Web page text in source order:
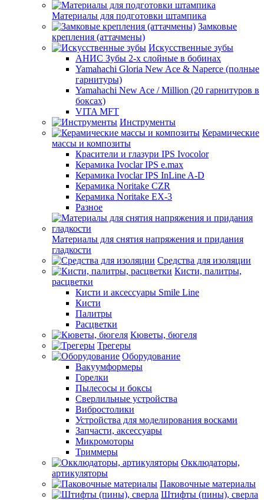
Материалы для подготовки штампика
Замковые
крепления (аттачмены)
Искусственные зубы
АНИС Зубы 2-х слойные в бобинах
Yamahachi Gloria New Ace & Naperce (полные
гарнитуры)
Yamahachi New Ace / Million (20 гарнитуров в
боксах)
VITA MFT
Инструменты
Керамические
массы и композиты
Красители и глазури IPS Ivocolor
Керамика Ivoclar IPS e.max
Керамика Ivoclar IPS InLine A-D
Керамика Noritake CZR
Керамика Noritake EX-3
Разное
Материалы для снятия напряжения и придания
гладкости
Средства для изоляции
Кисти, палитры,
расцветки
Кисти и аксессуары Smile Line
Кисти
Палитры
Расцветки
Кюветы, бюгеля
Трегеры
Оборудование
Вакуумформеры
Горелки
Пылесосы и боксы
Сверлильные устройства
Вибростолики
Устройства для моделирования восками
Запчасти, аксессуары
Микромоторы
Триммеры
Окклюдаторы,
артикуляторы
Паковочные материалы
Штифты (пины), сверла